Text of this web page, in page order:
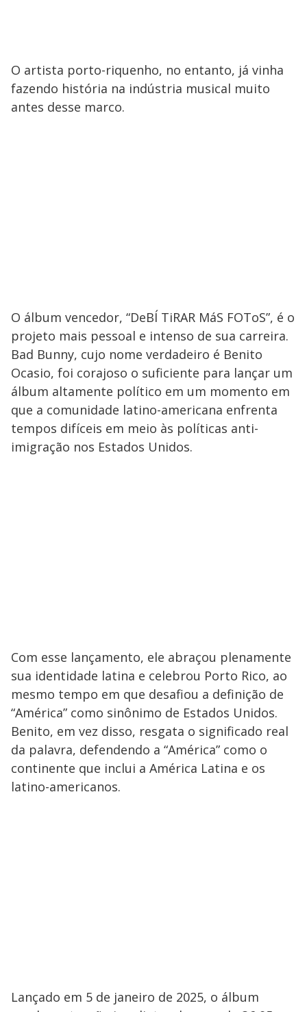
O artista porto-riquenho, no entanto, já vinha
fazendo história na indústria musical muito
antes desse marco.
O álbum vencedor, “DeBÍ TiRAR MáS FOToS”, é o
projeto mais pessoal e intenso de sua carreira.
Bad Bunny, cujo nome verdadeiro é Benito
Ocasio, foi corajoso o suficiente para lançar um
álbum altamente político em um momento em
que a comunidade latino-americana enfrenta
tempos difíceis em meio às políticas anti-
imigração nos Estados Unidos.
Com esse lançamento, ele abraçou plenamente
sua identidade latina e celebrou Porto Rico, ao
mesmo tempo em que desafiou a definição de
“América” como sinônimo de Estados Unidos.
Benito, em vez disso, resgata o significado real
da palavra, defendendo a “América” como o
continente que inclui a América Latina e os
latino-americanos.
Lançado em 5 de janeiro de 2025, o álbum